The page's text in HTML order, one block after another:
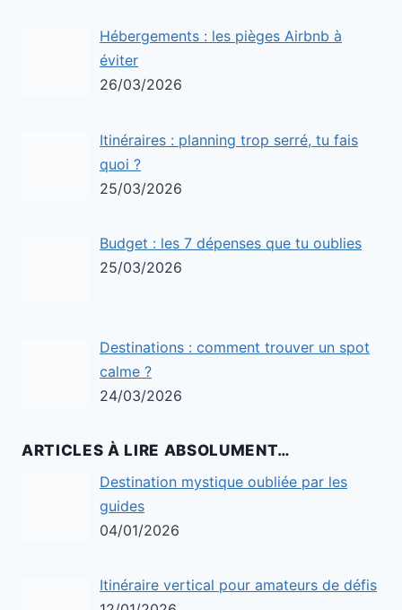
Hébergements : les pièges Airbnb à
éviter
26/03/2026
Itinéraires : planning trop serré, tu fais
quoi ?
25/03/2026
Budget : les 7 dépenses que tu oublies
25/03/2026
Destinations : comment trouver un spot
calme ?
24/03/2026
ARTICLES À LIRE ABSOLUMENT…
Destination mystique oubliée par les
guides
04/01/2026
Itinéraire vertical pour amateurs de défis